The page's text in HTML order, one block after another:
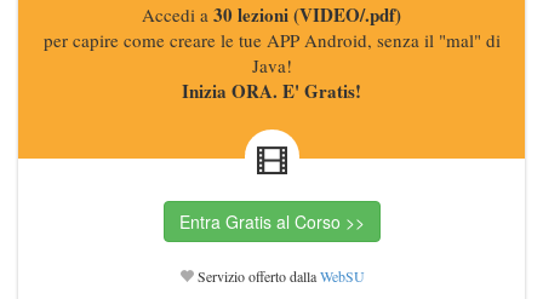
Accedi a 30 lezioni (VIDEO/.pdf)
per capire come creare le tue APP Android, senza il "mal" di
Java!
Inizia ORA. E' Gratis!
Servizio offerto dallaWebSU